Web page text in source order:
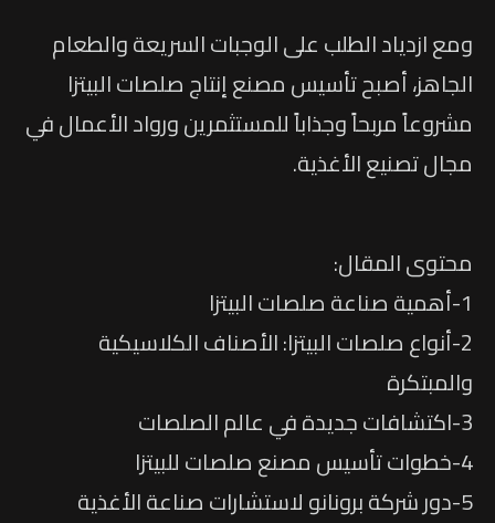
ومع ازدياد الطلب على الوجبات السريعة والطعام
الجاهز، أصبح تأسيس مصنع إنتاج صلصات البيتزا
مشروعاً مربحاً وجذاباً للمستثمرين ورواد الأعمال في
مجال تصنيع الأغذية.
محتوى المقال:
1-أهمية صناعة صلصات البيتزا
2-أنواع صلصات البيتزا: الأصناف الكلاسيكية
والمبتكرة
3-اكتشافات جديدة في عالم الصلصات
4-خطوات تأسيس مصنع صلصات للبيتزا
5-دور شركة برونانو لاستشارات صناعة الأغذية